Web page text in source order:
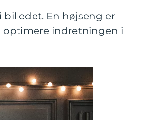
En højseng er
optimere indretningen i